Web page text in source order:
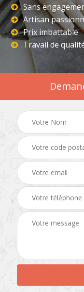
Sans
Artisan
Prix imbattable
Travail de